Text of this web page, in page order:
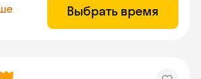
Выбрать время